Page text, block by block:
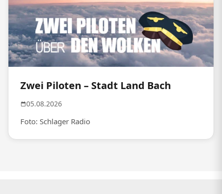
Zwei Piloten – Stadt Land Bach
05.08.2026
Foto: Schlager Radio